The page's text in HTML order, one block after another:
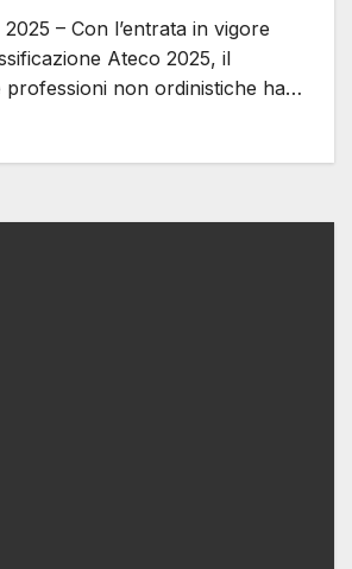
– Con l’entrata in vigore
Ateco 2025, il
professioni non ordinistiche ha…